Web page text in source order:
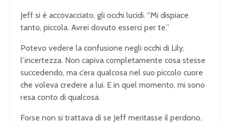
Jeff si è accovacciato, gli occhi lucidi. “Mi dispiace
tanto, piccola. Avrei dovuto esserci per te.”
Potevo vedere la confusione negli occhi di Lily,
l’incertezza. Non capiva completamente cosa stesse
succedendo, ma c’era qualcosa nel suo piccolo cuore
che voleva credere a lui. E in quel momento, mi sono
resa conto di qualcosa.
Forse non si trattava di se Jeff meritasse il perdono.